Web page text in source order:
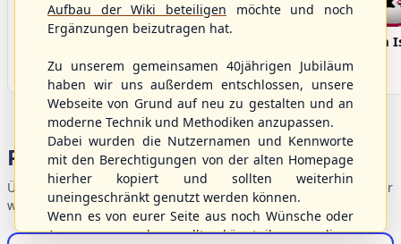
Bargenstedt
Elmshorn Alligators Fehmarn
Portalbereiche
Übersicht der Verbandsbereiche – wählen Sie einen Einstieg für
weiterführende Informationen.
Aufbau der Wiki beteiligen möchte und noch
Ergänzungen beizutragen hat.
Zu unserem gemeinsamen 40jährigen Jubiläum
haben wir uns außerdem entschlossen, unsere
Webseite von Grund auf neu zu gestalten und an
moderne Technik und Methodiken anzupassen.
Dabei wurden die Nutzernamen und Kennworte
mit den Berechtigungen von der alten Homepage
hierher kopiert und sollten weiterhin
uneingeschränkt genutzt werden können.
Wenn es von eurer Seite aus noch Wünsche oder
Anregungen geben sollte, könnt ihr uns diese